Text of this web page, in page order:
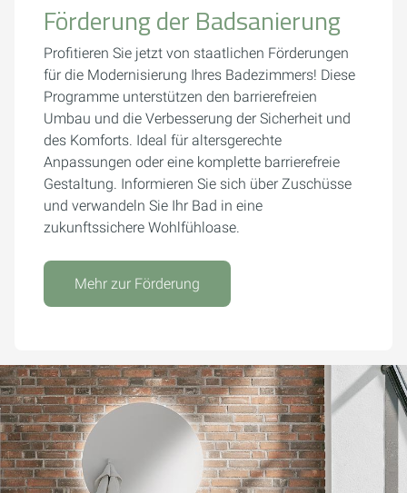
Förderung der Badsanierung
Profitieren Sie jetzt von staatlichen Förderungen
für die Modernisierung Ihres Badezimmers! Diese
Programme unterstützen den barrierefreien
Umbau und die Verbesserung der Sicherheit und
des Komforts. Ideal für altersgerechte
Anpassungen oder eine komplette barrierefreie
Gestaltung. Informieren Sie sich über Zuschüsse
und verwandeln Sie Ihr Bad in eine
zukunftssichere Wohlfühloase.
Mehr zur Förderung